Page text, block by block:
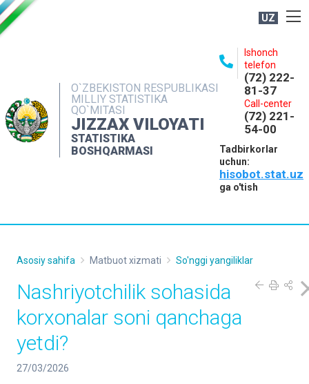
UZ
O`ZBEKISTON RESPUBLIKASI
MILLIY STATISTIKA
QO`MITASI
JIZZAX VILOYATI
STATISTIKA
BOSHQARMASI
Ishonch
telefon
(72) 222-
81-37
Call-center
(72) 221-
54-00
Tadbirkorlar
uchun:
hisobot.stat.uz
ga o'tish
NASHRLAR
INTERAKTIV XIZMATLAR
MATBUOT XIZMATI
Asosiy sahifa Matbuot xizmati So'nggi yangiliklar
Nashriyotchilik sohasida
korxonalar soni qanchaga
yetdi?
27/03/2026